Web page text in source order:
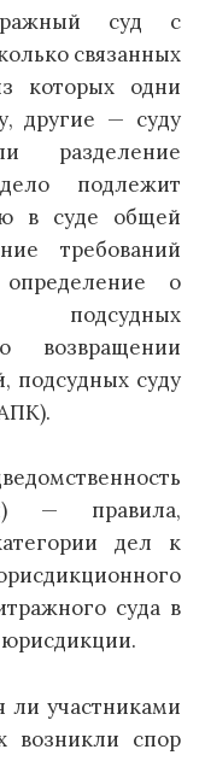
суд с
связанных
которых одни
другие — суду
разделение
подлежит
в суде общей
требований
о
подсудных
возвращении
подсудных суду
— правила,
дел к
суда в
ли участниками
возникли спор